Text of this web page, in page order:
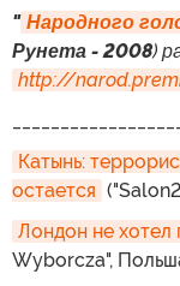
" Народного
Рунета - 2008)
http://
Катынь:
остается
Лондон не хотел
Wyborcza",